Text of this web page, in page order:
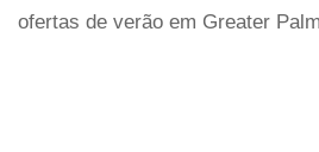
ofertas de verão em Greater